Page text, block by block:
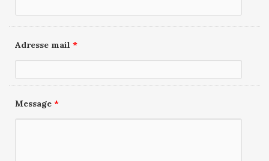
Adresse mail *
Message *